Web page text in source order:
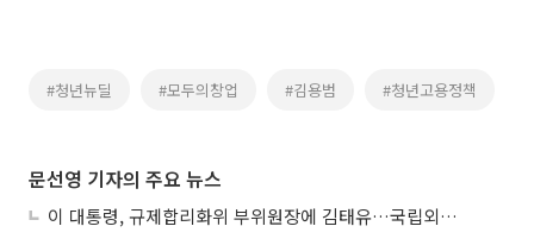
#청년뉴딜 #모두의창업 #김용범 #청년고용정책
문선영 기자의 주요 뉴스
이 대통령, 규제합리화위 부위원장에 김태유…국립외교원장 김흥규